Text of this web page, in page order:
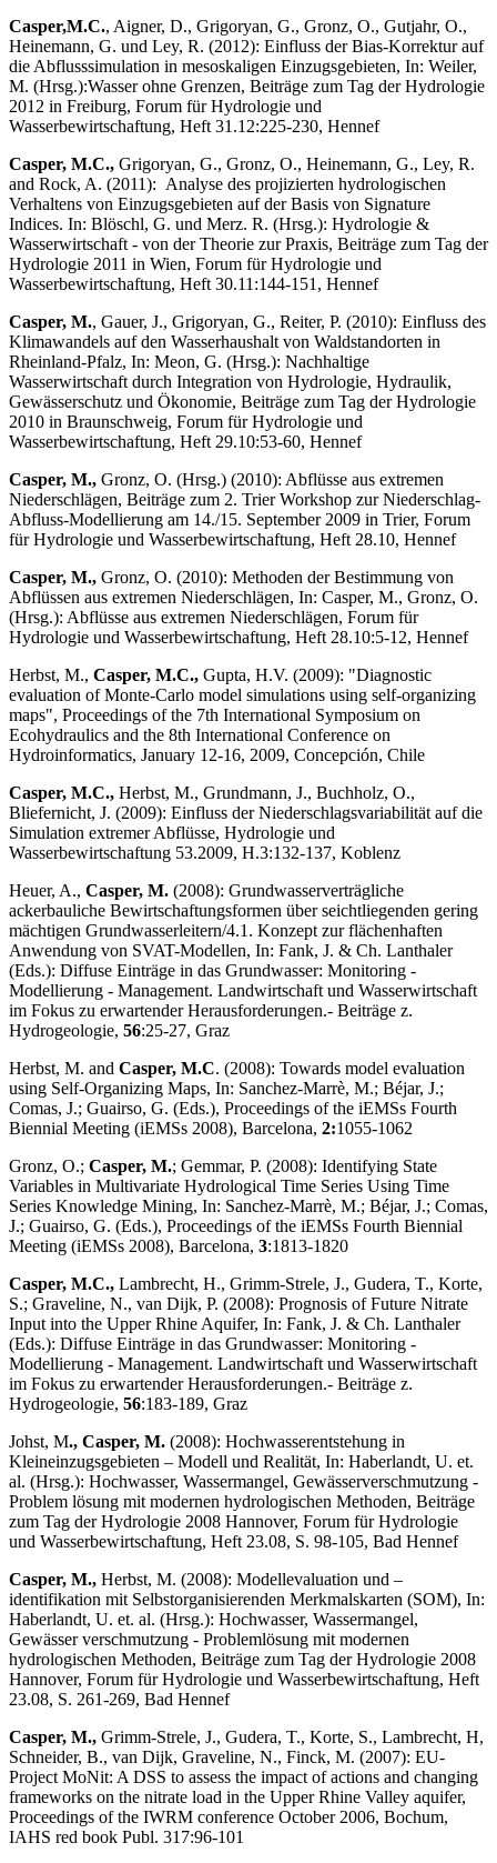
Casper,M.C., Aigner, D., Grigoryan, G., Gronz, O., Gutjahr, O.,
Heinemann, G. und Ley, R. (2012): Einfluss der Bias-Korrektur auf
die Abflusssimulation in mesoskaligen Einzugsgebieten, In: Weiler,
M. (Hrsg.):Wasser ohne Grenzen, Beiträge zum Tag der Hydrologie
2012 in Freiburg, Forum für Hydrologie und
Wasserbewirtschaftung, Heft 31.12:225-230, Hennef
Casper, M.C., Grigoryan, G., Gronz, O., Heinemann, G., Ley, R.
and Rock, A. (2011): Analyse des projizierten hydrologischen
Verhaltens von Einzugsgebieten auf der Basis von Signature
Indices. In: Blöschl, G. und Merz. R. (Hrsg.): Hydrologie &
Wasserwirtschaft - von der Theorie zur Praxis, Beiträge zum Tag der
Hydrologie 2011 in Wien, Forum für Hydrologie und
Wasserbewirtschaftung, Heft 30.11:144-151, Hennef
Casper, M., Gauer, J., Grigoryan, G., Reiter, P. (2010): Einfluss des
Klimawandels auf den Wasserhaushalt von Waldstandorten in
Rheinland-Pfalz, In: Meon, G. (Hrsg.): Nachhaltige
Wasserwirtschaft durch Integration von Hydrologie, Hydraulik,
Gewässerschutz und Ökonomie, Beiträge zum Tag der Hydrologie
2010 in Braunschweig, Forum für Hydrologie und
Wasserbewirtschaftung, Heft 29.10:53-60, Hennef
Casper, M., Gronz, O. (Hrsg.) (2010): Abflüsse aus extremen
Niederschlägen, Beiträge zum 2. Trier Workshop zur Niederschlag-
Abfluss-Modellierung am 14./15. September 2009 in Trier, Forum
für Hydrologie und Wasserbewirtschaftung, Heft 28.10, Hennef
Casper, M., Gronz, O. (2010): Methoden der Bestimmung von
Abflüssen aus extremen Niederschlägen, In: Casper, M., Gronz, O.
(Hrsg.): Abflüsse aus extremen Niederschlägen, Forum für
Hydrologie und Wasserbewirtschaftung, Heft 28.10:5-12, Hennef
Herbst, M., Casper, M.C., Gupta, H.V. (2009): "Diagnostic
evaluation of Monte-Carlo model simulations using self-organizing
maps", Proceedings of the 7th International Symposium on
Ecohydraulics and the 8th International Conference on
Hydroinformatics, January 12-16, 2009, Concepción, Chile
Casper, M.C., Herbst, M., Grundmann, J., Buchholz, O.,
Bliefernicht, J. (2009): Einfluss der Niederschlagsvariabilität auf die
Simulation extremer Abflüsse, Hydrologie und
Wasserbewirtschaftung 53.2009, H.3:132-137, Koblenz
Heuer, A., Casper, M. (2008): Grundwasserverträgliche
ackerbauliche Bewirtschaftungsformen über seichtliegenden gering
mächtigen Grundwasserleitern/4.1. Konzept zur flächenhaften
Anwendung von SVAT-Modellen, In: Fank, J. & Ch. Lanthaler
(Eds.): Diffuse Einträge in das Grundwasser: Monitoring -
Modellierung - Management. Landwirtschaft und Wasserwirtschaft
im Fokus zu erwartender Herausforderungen.- Beiträge z.
Hydrogeologie, 56:25-27, Graz
Herbst, M. and Casper, M.C. (2008): Towards model evaluation
using Self-Organizing Maps, In: Sanchez-Marrè, M.; Béjar, J.;
Comas, J.; Guairso, G. (Eds.), Proceedings of the iEMSs Fourth
Biennial Meeting (iEMSs 2008), Barcelona, 2:1055-1062
Gronz, O.; Casper, M.; Gemmar, P. (2008): Identifying State
Variables in Multivariate Hydrological Time Series Using Time
Series Knowledge Mining, In: Sanchez-Marrè, M.; Béjar, J.; Comas,
J.; Guairso, G. (Eds.), Proceedings of the iEMSs Fourth Biennial
Meeting (iEMSs 2008), Barcelona, 3:1813-1820
Casper, M.C., Lambrecht, H., Grimm-Strele, J., Gudera, T., Korte,
S.; Graveline, N., van Dijk, P. (2008): Prognosis of Future Nitrate
Input into the Upper Rhine Aquifer, In: Fank, J. & Ch. Lanthaler
(Eds.): Diffuse Einträge in das Grundwasser: Monitoring -
Modellierung - Management. Landwirtschaft und Wasserwirtschaft
im Fokus zu erwartender Herausforderungen.- Beiträge z.
Hydrogeologie, 56:183-189, Graz
Johst, M., Casper, M. (2008): Hochwasserentstehung in
Kleineinzugsgebieten – Modell und Realität, In: Haberlandt, U. et.
al. (Hrsg.): Hochwasser, Wassermangel, Gewässerverschmutzung -
Problem lösung mit modernen hydrologischen Methoden, Beiträge
zum Tag der Hydrologie 2008 Hannover, Forum für Hydrologie
und Wasserbewirtschaftung, Heft 23.08, S. 98-105, Bad Hennef
Casper, M., Herbst, M. (2008): Modellevaluation und –
identifikation mit Selbstorganisierenden Merkmalskarten (SOM), In:
Haberlandt, U. et. al. (Hrsg.): Hochwasser, Wassermangel,
Gewässer verschmutzung - Problemlösung mit modernen
hydrologischen Methoden, Beiträge zum Tag der Hydrologie 2008
Hannover, Forum für Hydrologie und Wasserbewirtschaftung, Heft
23.08, S. 261-269, Bad Hennef
Casper, M., Grimm-Strele, J., Gudera, T., Korte, S., Lambrecht, H,
Schneider, B., van Dijk, Graveline, N., Finck, M. (2007): EU-
Project MoNit: A DSS to assess the impact of actions and changing
frameworks on the nitrate load in the Upper Rhine Valley aquifer,
Proceedings of the IWRM conference October 2006, Bochum,
IAHS red book Publ. 317:96-101